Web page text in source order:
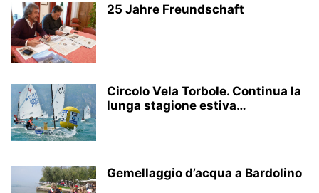
25 Jahre Freundschaft
Circolo Vela Torbole. Continua la
lunga stagione estiva…
Gemellaggio d’acqua a Bardolino